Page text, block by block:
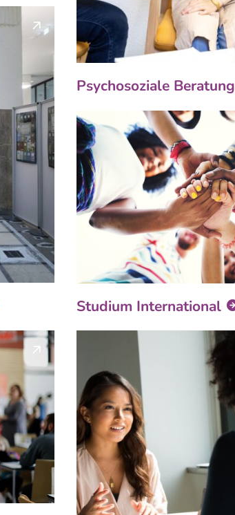
Psychosoziale Beratung
Studium International